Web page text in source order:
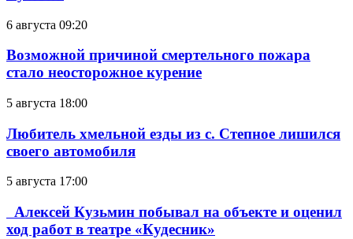
6 августа 09:20
Возможной причиной смертельного пожара
стало неосторожное курение
5 августа 18:00
Любитель хмельной езды из с. Степное лишился
своего автомобиля
5 августа 17:00
Алексей Кузьмин побывал на объекте и оценил
ход работ в театре «Кудесник»